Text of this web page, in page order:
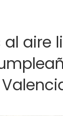
al aire